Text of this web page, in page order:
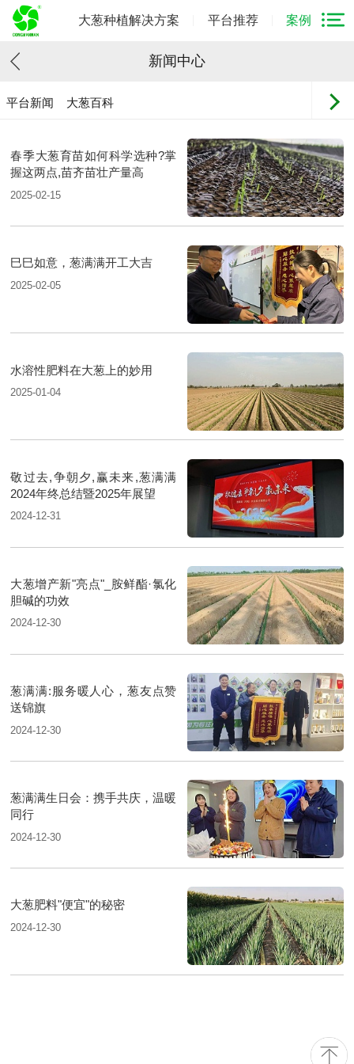
大葱种植解决方案 平台推荐 案例
新闻中心
平台新闻 大葱百科
春季大葱育苗如何科学选种?掌
握这两点,苗齐苗壮产量高
2025-02-15
巳巳如意，葱满满开工大吉
2025-02-05
水溶性肥料在大葱上的妙用
2025-01-04
敬过去,争朝夕,赢未来,葱满满
2024年终总结暨2025年展望
2024-12-31
大葱增产新"亮点"_胺鲜酯·氯化
胆碱的功效
2024-12-30
葱满满:服务暖人心，葱友点赞
送锦旗
2024-12-30
葱满满生日会：携手共庆，温暖
同行
2024-12-30
大葱肥料"便宜"的秘密
2024-12-30